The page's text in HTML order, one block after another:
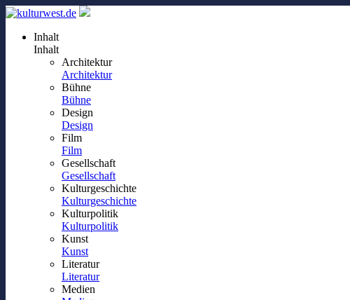
Inhalt
Inhalt
Architektur
Architektur
Bühne
Bühne
Design
Design
Film
Film
Gesellschaft
Gesellschaft
Kulturgeschichte
Kulturgeschichte
Kulturpolitik
Kulturpolitik
Kunst
Kunst
Literatur
Literatur
Medien